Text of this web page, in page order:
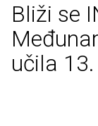
Bliži se
učila